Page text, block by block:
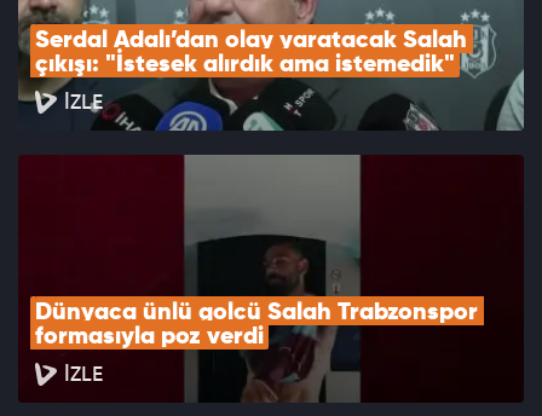
Serdal Adalı’dan olay yaratacak Salah
çıkışı: "İstesek alırdık ama istemedik"
İZLE
Dünyaca ünlü golcü Salah Trabzonspor
formasıyla poz verdi
İZLE